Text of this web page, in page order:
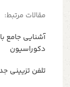
مقالات مرتبط:
آشنایی جامع
دکوراسیون
تلفن تزیینی